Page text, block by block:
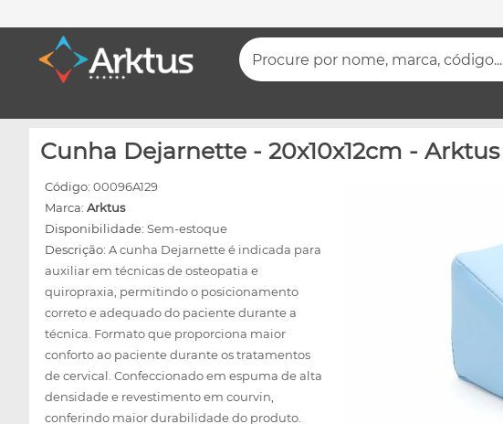
Procure por nome, marca, código...
Cunha Dejarnette - 20x10x12cm - Arktus
Código: 00096A129
Marca: Arktus
Disponibilidade: Sem-estoque
Descrição: A cunha Dejarnette é indicada para
auxiliar em técnicas de osteopatia e
quiropraxia, permitindo o posicionamento
correto e adequado do paciente durante a
técnica. Formato que proporciona maior
conforto ao paciente durante os tratamentos
de cervical. Confeccionado em espuma de alta
densidade e revestimento em courvin,
conferindo maior durabilidade do produto.